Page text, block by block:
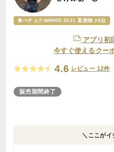
食べチョクAWARD 2021 畜産物 28位
アプリ初
今すぐ使えるクー
4.6 レビュー 12件
販売期間終了
＼ここがイ